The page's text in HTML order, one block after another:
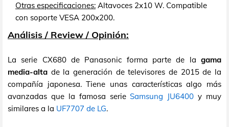
Otras especificaciones: Altavoces 2x10 W. Compatible
con soporte VESA 200x200.
Análisis / Review / Opinión:
La serie CX680 de Panasonic forma parte de la gama
media-alta de la generación de televisores de 2015 de la
compañía japonesa. Tiene unas características algo más
avanzadas que la famosa serieSamsung JU6400 y muy
similares a la UF7707 de LG.